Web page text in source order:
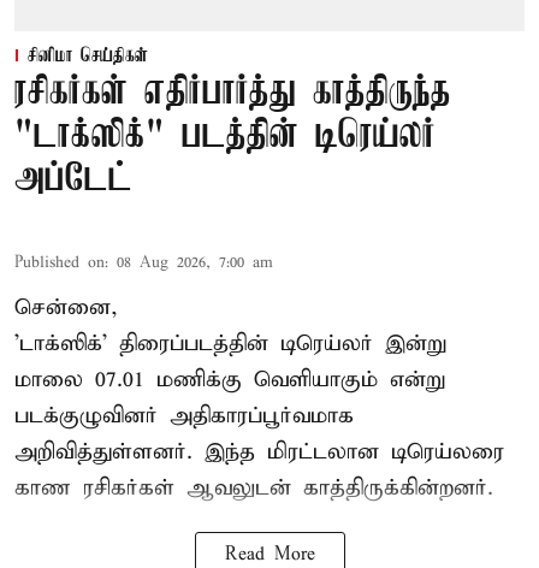
சினிமா செய்திகள்
ரசிகர்கள் எதிர்பார்த்து காத்திருந்த
"டாக்ஸிக்" படத்தின் டிரெய்லர்
அப்டேட்
Published on: 08 Aug 2026, 7:00 am
சென்னை,
'டாக்ஸிக்' திரைப்படத்தின் டிரெய்லர் இன்று
மாலை 07.01 மணிக்கு வெளியாகும் என்று
படக்குழுவினர் அதிகாரப்பூர்வமாக
அறிவித்துள்ளனர். இந்த மிரட்டலான டிரெய்லரை
காண ரசிகர்கள் ஆவலுடன் காத்திருக்கின்றனர்.
Read More